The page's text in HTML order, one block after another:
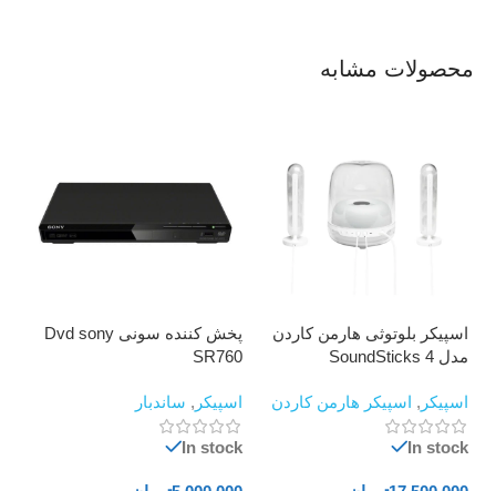
محصولات مشابه
اسپیکر بلوتوثی هارمن کاردن
مدل SoundSticks 4
اسپیکر , اسپیکر هارمن کاردن
In stock
پخش کننده سونی Dvd sony
SR760
اسپیکر , ساندبار
In stock